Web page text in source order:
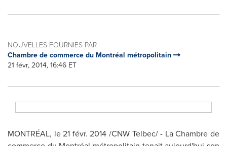
NOUVELLES FOURNIES PAR
Chambre de commerce du Montréal métropolitain
21 févr, 2014, 16:46 ET
MONTRÉAL, le 21 févr. 2014 /CNW Telbec/ - La Chambre de